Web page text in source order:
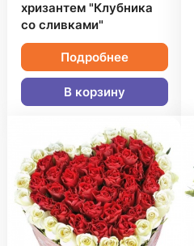
хризантем "Клубника
со сливками"
Подробнее
В корзину